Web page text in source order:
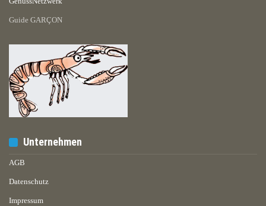
Guide GARÇON
Unternehmen
AGB
Datenschutz
Impressum